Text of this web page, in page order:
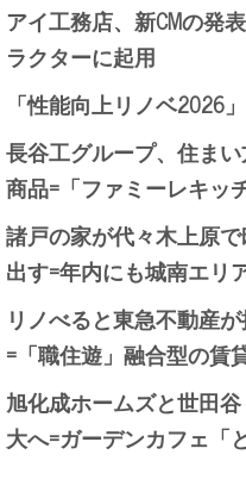
アイ工務店、新CMの発
ラクターに起用
「性能向上リノベ2026
長谷工グループ、住ま
商品=「ファミーレキッ
諸戸の家が代々木上原
出す=年内にも城南エリ
リノべると東急不動産
=「職住遊」融合型の賃
旭化成ホームズと世田
大へ=ガーデンカフェ「